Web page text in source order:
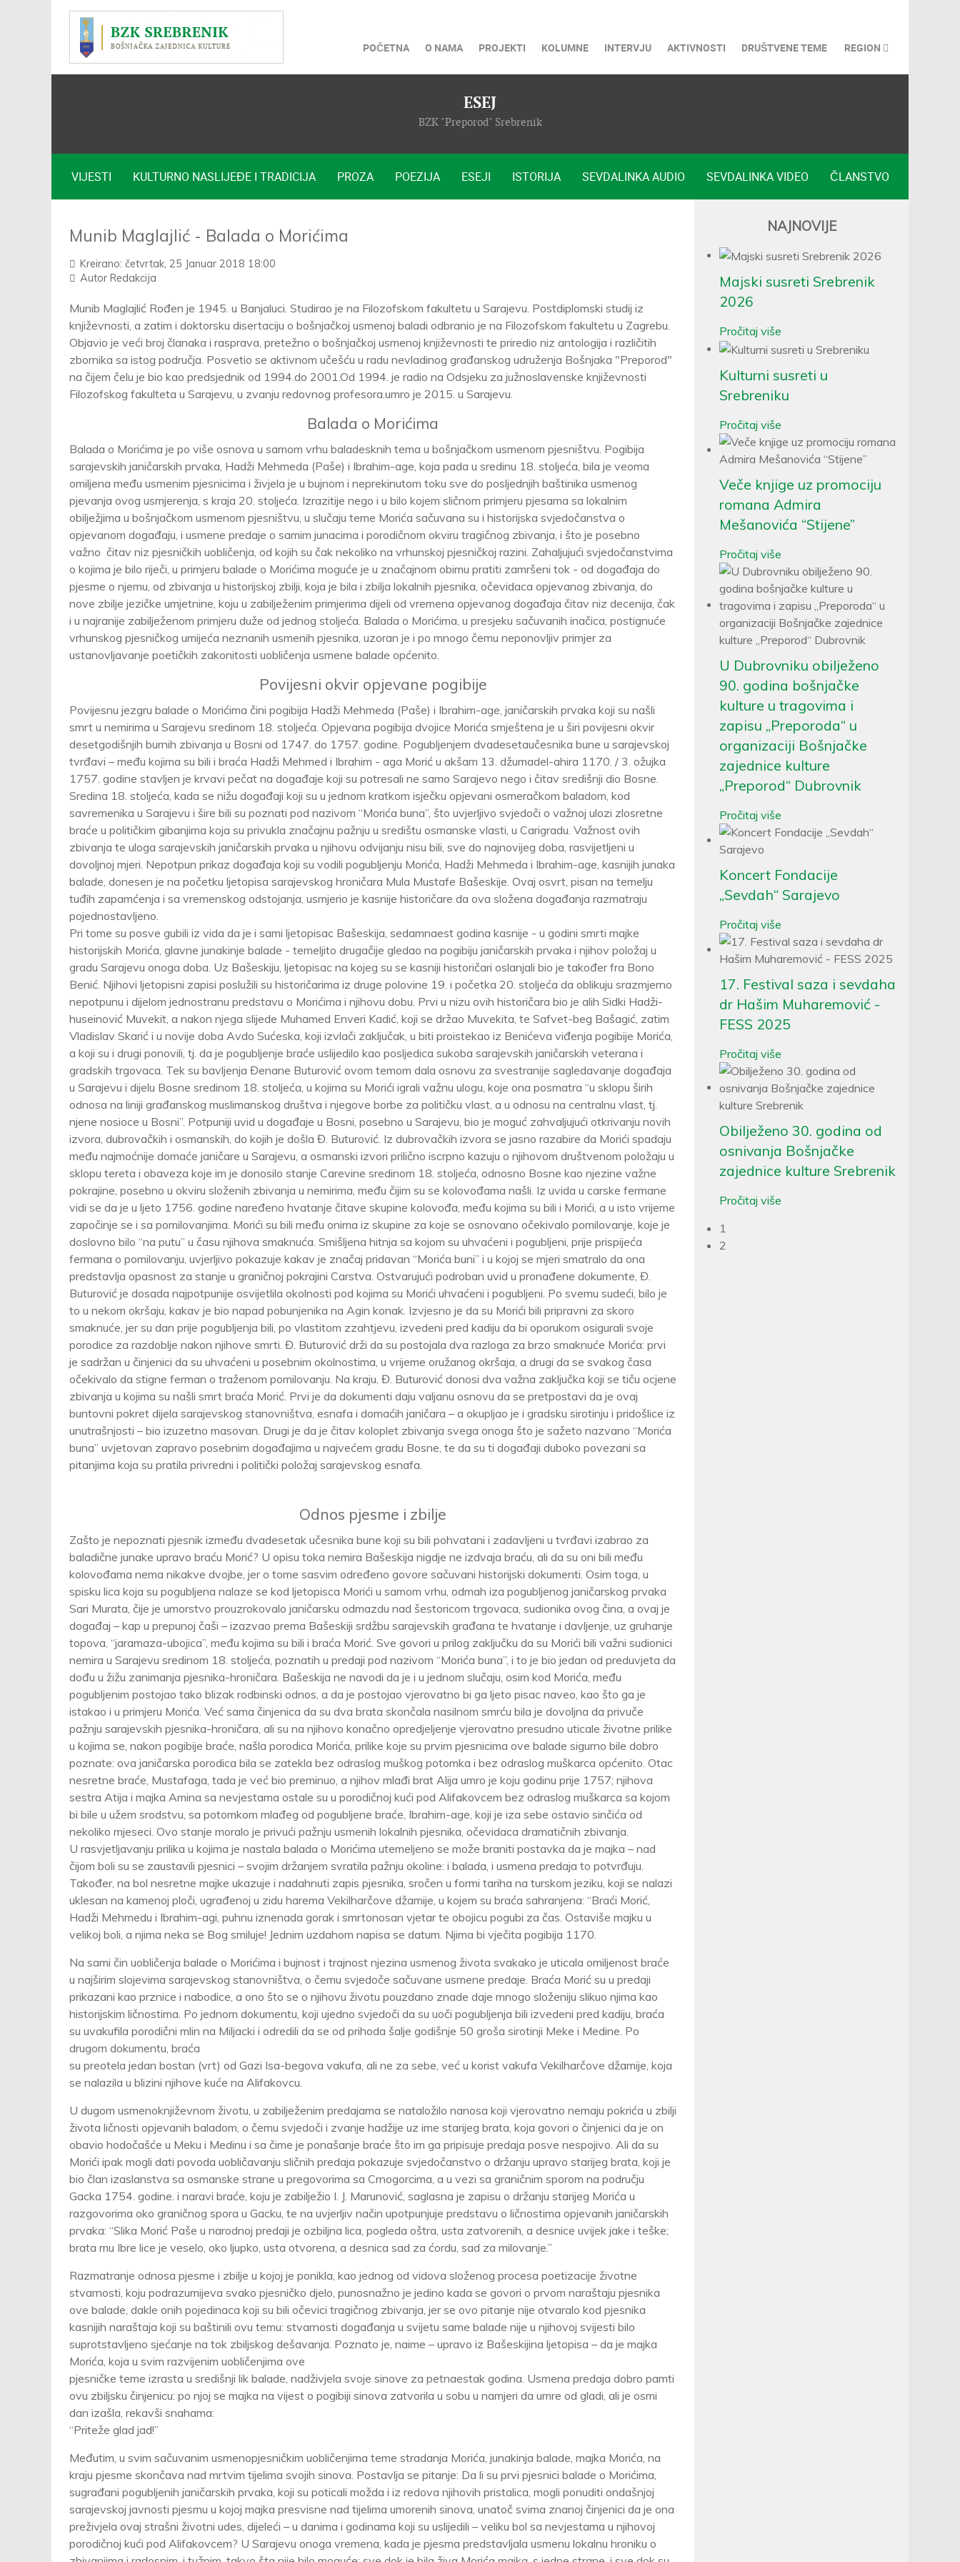
POČETNA O NAMA PROJEKTI KOLUMNE INTERVJU AKTIVNOSTI DRUŠTVENE TEME REGION
ESEJ
BZK "Preporod" Srebrenik
VIJESTI KULTURNO NASLIJEĐE I TRADICIJA PROZA POEZIJA ESEJI ISTORIJA SEVDALINKA AUDIO SEVDALINKA VIDEO ČLANSTVO
Munib Maglajlić - Balada o Morićima
Kreirano: četvrtak, 25 Januar 2018 18:00
Autor Redakcija
Munib Maglajlić Rođen je 1945. u Banjaluci. Studirao je na Filozofskom fakultetu u Sarajevu. Postdiplomski studij iz
književnosti, a zatim i doktorsku disertaciju o bošnjačkoj usmenoj baladi odbranio je na Filozofskom fakultetu u Zagrebu.
Objavio je veći broj članaka i rasprava, pretežno o bošnjačkoj usmenoj književnosti te priredio niz antologija i različitih
zbornika sa istog područja. Posvetio se aktivnom učešću u radu nevladinog građanskog udruženja Bošnjaka "Preporod"
na čijem čelu je bio kao predsjednik od 1994.do 2001.Od 1994. je radio na Odsjeku za južnoslavenske književnosti
Filozofskog fakulteta u Sarajevu, u zvanju redovnog profesora.umro je 2015. u Sarajevu.
Balada o Morićima
Balada o Morićima je po više osnova u samom vrhu baladesknih tema u bošnjačkom usmenom pjesništvu. Pogibija
sarajevskih janičarskih prvaka, Hadži Mehmeda (Paše) i Ibrahim-age, koja pada u sredinu 18. stoljeća, bila je veoma
omiljena među usmenim pjesnicima i živjela je u bujnom i neprekinutom toku sve do posljednjih baštinika usmenog
pjevanja ovog usmjerenja, s kraja 20. stoljeća. Izrazitije nego i u bilo kojem sličnom primjeru pjesama sa lokalnim
obilježjima u bošnjačkom usmenom pjesništvu, u slučaju teme Morića sačuvana su i historijska svjedočanstva o
opjevanom događaju, i usmene predaje o samim junacima i porodičnom okviru tragičnog zbivanja, i što je posebno
važno čitav niz pjesničkih uobličenja, od kojih su čak nekoliko na vrhunskoj pjesničkoj razini. Zahaljujući svjedočanstvima
o kojima je bilo riječi, u primjeru balade o Morićima moguće je u značajnom obimu pratiti zamršeni tok - od događaja do
pjesme o njemu, od zbivanja u historijskoj zbilji, koja je bila i zbilja lokalnih pjesnika, očevidaca opjevanog zbivanja, do
nove zbilje jezičke umjetnine, koju u zabilježenim primjerima dijeli od vremena opjevanog događaja čitav niz decenija, čak
i u najranije zabilježenom primjeru duže od jednog stoljeća. Balada o Morićima, u presjeku sačuvanih inačica, postignuće
vrhunskog pjesničkog umijeća neznanih usmenih pjesnika, uzoran je i po mnogo čemu neponovljiv primjer za
ustanovljavanje poetičkih zakonitosti uobličenja usmene balade općenito.
Povijesni okvir opjevane pogibije
Povijesnu jezgru balade o Morićima čini pogibija Hadži Mehmeda (Paše) i Ibrahim-age, janičarskih prvaka koji su našli
smrt u nemirima u Sarajevu sredinom 18. stoljeća. Opjevana pogibija dvojice Morića smještena je u širi povijesni okvir
desetgodišnjih burnih zbivanja u Bosni od 1747. do 1757. godine. Pogubljenjem dvadesetaučesnika bune u sarajevskoj
tvrđavi – među kojima su bili i braća Hadži Mehmed i Ibrahim - aga Morić u akšam 13. džumadel-ahira 1170. / 3. ožujka
1757. godine stavljen je krvavi pečat na događaje koji su potresali ne samo Sarajevo nego i čitav središnji dio Bosne.
Sredina 18. stoljeća, kada se nižu događaji koji su u jednom kratkom isječku opjevani osmeračkom baladom, kod
savremenika u Sarajevu i šire bili su poznati pod nazivom “Morića buna”, što uvjerljivo svjedoči o važnoj ulozi zlosretne
braće u političkim gibanjima koja su privukla značajnu pažnju u središtu osmanske vlasti, u Carigradu. Važnost ovih
zbivanja te uloga sarajevskih janičarskih prvaka u njihovu odvijanju nisu bili, sve do najnovijeg doba, rasvijetljeni u
dovoljnoj mjeri. Nepotpun prikaz događaja koji su vodili pogubljenju Morića, Hadži Mehmeda i Ibrahim-age, kasnijih junaka
balade, donesen je na početku ljetopisa sarajevskog hroničara Mula Mustafe Bašeskije. Ovaj osvrt, pisan na temelju
tuđih zapamćenja i sa vremenskog odstojanja, usmjerio je kasnije historičare da ova složena događanja razmatraju
pojednostavljeno.
Pri tome su posve gubili iz vida da je i sami ljetopisac Bašeskija, sedamnaest godina kasnije - u godini smrti majke
historijskih Morića, glavne junakinje balade - temeljito drugačije gledao na pogibiju janičarskih prvaka i njihov položaj u
gradu Sarajevu onoga doba. Uz Bašeskiju, ljetopisac na kojeg su se kasniji historičari oslanjali bio je također fra Bono
Benić. Njihovi ljetopisni zapisi poslužili su historičarima iz druge polovine 19. i početka 20. stoljeća da oblikuju srazmjerno
nepotpunu i dijelom jednostranu predstavu o Morićima i njihovu dobu. Prvi u nizu ovih historičara bio je alih Sidki Hadži-
huseinović Muvekit, a nakon njega slijede Muhamed Enveri Kadić, koji se držao Muvekita, te Safvet-beg Bašagić, zatim
Vladislav Skarić i u novije doba Avdo Sućeska, koji izvlači zaključak, u biti proistekao iz Benićeva viđenja pogibije Morića,
a koji su i drugi ponovili, tj. da je pogubljenje braće uslijedilo kao posljedica sukoba sarajevskih janičarskih veterana i
gradskih trgovaca. Tek su bavljenja Đenane Buturović ovom temom dala osnovu za svestranije sagledavanje događaja
u Sarajevu i dijelu Bosne sredinom 18. stoljeća, u kojima su Morići igrali važnu ulogu, koje ona posmatra “u sklopu širih
odnosa na liniji građanskog muslimanskog društva i njegove borbe za političku vlast, a u odnosu na centralnu vlast, tj.
njene nosioce u Bosni”. Potpuniji uvid u događaje u Bosni, posebno u Sarajevu, bio je moguć zahvaljujući otkrivanju novih
izvora, dubrovačkih i osmanskih, do kojih je došla Đ. Buturović. Iz dubrovačkih izvora se jasno razabire da Morići spadaju
među najmoćnije domaće janičare u Sarajevu, a osmanski izvori prilično iscrpno kazuju o njihovom društvenom položaju u
sklopu tereta i obaveza koje im je donosilo stanje Carevine sredinom 18. stoljeća, odnosno Bosne kao njezine važne
pokrajine, posebno u okviru složenih zbivanja u nemirima, među čijim su se kolovođama našli. Iz uvida u carske fermane
vidi se da je u ljeto 1756. godine naređeno hvatanje čitave skupine kolovođa, među kojima su bili i Morići, a u isto vrijeme
započinje se i sa pomilovanjima. Morići su bili među onima iz skupine za koje se osnovano očekivalo pomilovanje, koje je
doslovno bilo “na putu” u času njihova smaknuća. Smišljena hitnja sa kojom su uhvaćeni i pogubljeni, prije prispijeća
fermana o pomilovanju, uvjerljivo pokazuje kakav je značaj pridavan “Morića buni” i u kojoj se mjeri smatralo da ona
predstavlja opasnost za stanje u graničnoj pokrajini Carstva. Ostvarujući podroban uvid u pronađene dokumente, Đ.
Buturović je dosada najpotpunije osvijetlila okolnosti pod kojima su Morići uhvaćeni i pogubljeni. Po svemu sudeći, bilo je
to u nekom okršaju, kakav je bio napad pobunjenika na Agin konak. Izvjesno je da su Morići bili pripravni za skoro
smaknuće, jer su dan prije pogubljenja bili, po vlastitom zzahtjevu, izvedeni pred kadiju da bi oporukom osigurali svoje
porodice za razdoblje nakon njihove smrti. Đ. Buturović drži da su postojala dva razloga za brzo smaknuće Morića: prvi
je sadržan u činjenici da su uhvaćeni u posebnim okolnostima, u vrijeme oružanog okršaja, a drugi da se svakog časa
očekivalo da stigne ferman o traženom pomilovanju. Na kraju, Đ. Buturović donosi dva važna zaključka koji se tiču ocjene
zbivanja u kojima su našli smrt braća Morić. Prvi je da dokumenti daju valjanu osnovu da se pretpostavi da je ovaj
buntovni pokret dijela sarajevskog stanovništva, esnafa i domaćih janičara – a okupljao je i gradsku sirotinju i pridošlice iz
unutrašnjosti – bio izuzetno masovan. Drugi je da je čitav koloplet zbivanja svega onoga što je sažeto nazvano “Morića
buna” uvjetovan zapravo posebnim događajima u najvećem gradu Bosne, te da su ti događaji duboko povezani sa
pitanjima koja su pratila privredni i politički položaj sarajevskog esnafa.
Odnos pjesme i zbilje
Zašto je nepoznati pjesnik između dvadesetak učesnika bune koji su bili pohvatani i zadavljeni u tvrđavi izabrao za
baladične junake upravo braću Morić? U opisu toka nemira Bašeskija nigdje ne izdvaja braću, ali da su oni bili među
kolovođama nema nikakve dvojbe, jer o tome sasvim određeno govore sačuvani historijski dokumenti. Osim toga, u
spisku lica koja su pogubljena nalaze se kod ljetopisca Morići u samom vrhu, odmah iza pogubljenog janičarskog prvaka
Sari Murata, čije je umorstvo prouzrokovalo janičarsku odmazdu nad šestoricom trgovaca, sudionika ovog čina, a ovaj je
događaj – kap u prepunoj čaši – izazvao prema Bašeskiji srdžbu sarajevskih građana te hvatanje i davljenje, uz gruhanje
topova, “jaramaza-ubojica”, među kojima su bili i braća Morić. Sve govori u prilog zaključku da su Morići bili važni sudionici
nemira u Sarajevu sredinom 18. stoljeća, poznatih u predaji pod nazivom “Morića buna”, i to je bio jedan od preduvjeta da
dođu u žižu zanimanja pjesnika-hroničara. Bašeskija ne navodi da je i u jednom slučaju, osim kod Morića, među
pogubljenim postojao tako blizak rodbinski odnos, a da je postojao vjerovatno bi ga ljeto pisac naveo, kao što ga je
istakao i u primjeru Morića. Već sama činjenica da su dva brata skončala nasilnom smrću bila je dovoljna da privuče
pažnju sarajevskih pjesnika-hroničara, ali su na njihovo konačno opredjeljenje vjerovatno presudno uticale životne prilike
u kojima se, nakon pogibije braće, našla porodica Morića, prilike koje su prvim pjesnicima ove balade sigurno bile dobro
poznate: ova janičarska porodica bila se zatekla bez odraslog muškog potomka i bez odraslog muškarca općenito. Otac
nesretne braće, Mustafaga, tada je već bio preminuo, a njihov mlađi brat Alija umro je koju godinu prije 1757; njihova
sestra Atija i majka Amina sa nevjestama ostale su u porodičnoj kući pod Alifakovcem bez odraslog muškarca sa kojom
bi bile u užem srodstvu, sa potomkom mlađeg od pogubljene braće, Ibrahim-age, koji je iza sebe ostavio sinčića od
nekoliko mjeseci. Ovo stanje moralo je privući pažnju usmenih lokalnih pjesnika, očevidaca dramatičnih zbivanja.
U rasvjetljavanju prilika u kojima je nastala balada o Morićima utemeljeno se može braniti postavka da je majka – nad
čijom boli su se zaustavili pjesnici – svojim držanjem svratila pažnju okoline: i balada, i usmena predaja to potvrđuju.
Također, na bol nesretne majke ukazuje i nadahnuti zapis pjesnika, sročen u formi tariha na turskom jeziku, koji se nalazi
uklesan na kamenoj ploči, ugrađenoj u zidu harema Vekilharčove džamije, u kojem su braća sahranjena: “Braći Morić,
Hadži Mehmedu i Ibrahim-agi, puhnu iznenada gorak i smrtonosan vjetar te obojicu pogubi za čas. Ostaviše majku u
velikoj boli, a njima neka se Bog smiluje! Jednim uzdahom napisa se datum. Njima bi vječita pogibija 1170.
Na sami čin uobličenja balade o Morićima i bujnost i trajnost njezina usmenog života svakako je uticala omiljenost braće
u najširim slojevima sarajevskog stanovništva, o čemu svjedoče sačuvane usmene predaje. Braća Morić su u predaji
prikazani kao prznice i nabodice, a ono što se o njihovu životu pouzdano znade daje mnogo složeniju slikuo njima kao
historijskim ličnostima. Po jednom dokumentu, koji ujedno svjedoči da su uoči pogubljenja bili izvedeni pred kadiju, braća
su uvakufila porodični mlin na Miljacki i odredili da se od prihoda šalje godišnje 50 groša sirotinji Meke i Medine. Po
drugom dokumentu, braća
su preotela jedan bostan (vrt) od Gazi Isa-begova vakufa, ali ne za sebe, već u korist vakufa Vekilharčove džamije, koja
se nalazila u blizini njihove kuće na Alifakovcu.
U dugom usmenoknjiževnom životu, u zabilježenim predajama se nataložilo nanosa koji vjerovatno nemaju pokrića u zbilji
života ličnosti opjevanih baladom, o čemu svjedoči i zvanje hadžije uz ime starijeg brata, koja govori o činjenici da je on
obavio hodočašće u Meku i Medinu i sa čime je ponašanje braće što im ga pripisuje predaja posve nespojivo. Ali da su
Morići ipak mogli dati povoda uobličavanju sličnih predaja pokazuje svjedočanstvo o držanju upravo starijeg brata, koji je
bio član izaslanstva sa osmanske strane u pregovorima sa Crnogorcima, a u vezi sa graničnim sporom na području
Gacka 1754. godine. i naravi braće, koju je zabilježio I. J. Marunović, saglasna je zapisu o držanju starijeg Morića u
razgovorima oko graničnog spora u Gacku, te na uvjerljiv način upotpunjuje predstavu o ličnostima opjevanih janičarskih
prvaka: “Slika Morić Paše u narodnoj predaji je ozbiljna lica, pogleda oštra, usta zatvorenih, a desnice uvijek jake i teške;
brata mu Ibre lice je veselo, oko ljupko, usta otvorena, a desnica sad za ćordu, sad za milovanje.”
Razmatranje odnosa pjesme i zbilje u kojoj je ponikla, kao jednog od vidova složenog procesa poetizacije životne
stvarnosti, koju podrazumijeva svako pjesničko djelo, punosnažno je jedino kada se govori o prvom naraštaju pjesnika
ove balade, dakle onih pojedinaca koji su bili očevici tragičnog zbivanja, jer se ovo pitanje nije otvaralo kod pjesnika
kasnijih naraštaja koji su baštinili ovu temu: stvarnosti događanja u svijetu same balade nije u njihovoj svijesti bilo
suprotstavljeno sjećanje na tok zbiljskog dešavanja. Poznato je, naime – upravo iz Bašeskijina ljetopisa – da je majka
Morića, koja u svim razvijenim uobličenjima ove
pjesničke teme izrasta u središnji lik balade, nadživjela svoje sinove za petnaestak godina. Usmena predaja dobro pamti
ovu zbiljsku činjenicu: po njoj se majka na vijest o pogibiji sinova zatvorila u sobu u namjeri da umre od gladi, ali je osmi
dan izašla, rekavši snahama:
“Priteže glad jad!”
Međutim, u svim sačuvanim usmenopjesničkim uobličenjima teme stradanja Morića, junakinja balade, majka Morića, na
kraju pjesme skončava nad mrtvim tijelima svojih sinova. Postavlja se pitanje: Da li su prvi pjesnici balade o Morićima,
sugrađani pogubljenih janičarskih prvaka, koji su poticali možda i iz redova njihovih pristalica, mogli ponuditi ondašnjoj
sarajevskoj javnosti pjesmu u kojoj majka presvisne nad tijelima umorenih sinova, unatoč svima znanoj činjenici da je ona
preživjela ovaj strašni životni udes, dijeleći – u danima i godinama koji su uslijedili – veliku bol sa nevjestama u njihovoj
porodičnoj kući pod Alifakovcem? U Sarajevu onoga vremena, kada je pjesma predstavljala usmenu lokalnu hroniku o
NAJNOVIJE
Majski susreti Srebrenik
2026
Pročitaj više
Kulturni susreti u
Srebreniku
Pročitaj više
Veče knjige uz promociju
romana Admira
Mešanovića “Stijene”
Pročitaj više
U Dubrovniku obilježeno
90. godina bošnjačke
kulture u tragovima i
zapisu „Preporoda“ u
organizaciji Bošnjačke
zajednice kulture
„Preporod“ Dubrovnik
Pročitaj više
Koncert Fondacije
„Sevdah“ Sarajevo
Pročitaj više
17. Festival saza i sevdaha
dr Hašim Muharemović -
FESS 2025
Pročitaj više
Obilježeno 30. godina od
osnivanja Bošnjačke
zajednice kulture Srebrenik
Pročitaj više
1
2